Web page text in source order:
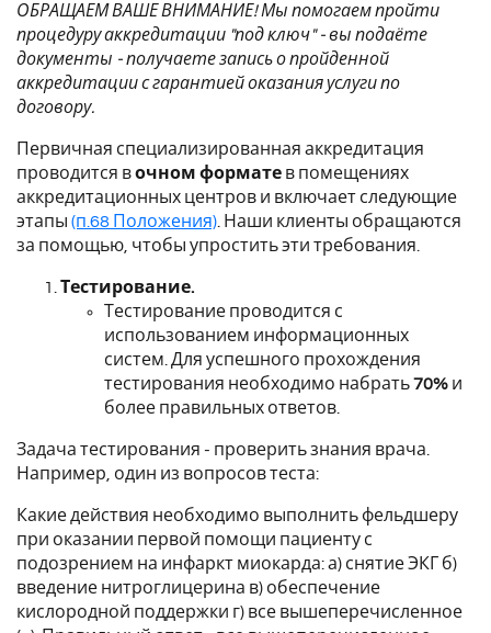
ОБРАЩАЕМ ВАШЕ ВНИМАНИЕ! Мы помогаем пройти
процедуру аккредитации "под ключ" - вы подаёте
документы - получаете запись о пройденной
аккредитации с гарантией оказания услуги по
договору.
Первичная специализированная аккредитация
проводится вочном формате в помещениях
аккредитационных центров и включает следующие
этапы (п.68 Положения) . Наши клиенты обращаются
за помощью, чтобы упростить эти требования.
Тестирование.
Тестирование проводится с
использованием информационных
систем. Для успешного прохождения
тестирования необходимо набрать70% и
более правильных ответов.
Задача тестирования - проверить знания врача.
Например, один из вопросов теста:
Какие действия необходимо выполнить фельдшеру
при оказании первой помощи пациенту с
подозрением на инфаркт миокарда: а) снятие ЭКГ б)
введение нитроглицерина в) обеспечение
кислородной поддержки г) все вышеперечисленное